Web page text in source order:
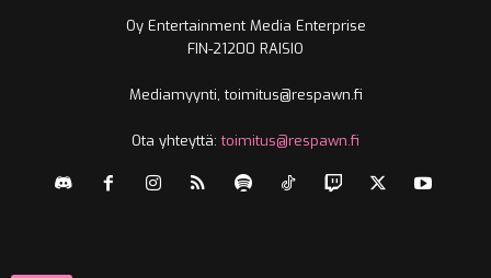
Oy Entertainment Media Enterprise
FIN-21200 RAISIO
Mediamyynti, toimitus@respawn.fi
Ota yhteyttä:toimitus@respawn.fi